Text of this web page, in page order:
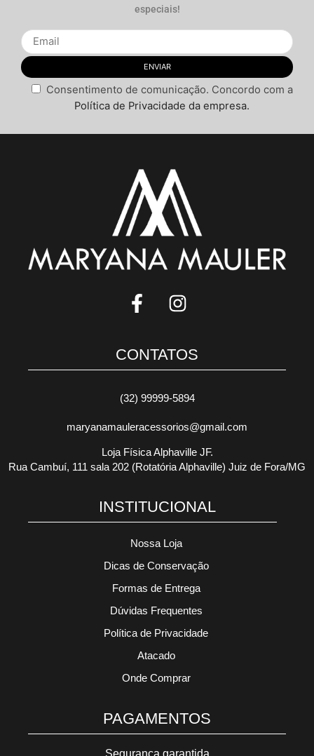
especiais!
Consentimento de comunicação. Concordo com a
Política de Privacidade da empresa.
CONTATOS
(32) 99999-5894
maryanamauleracessorios@gmail.com
Loja Física Alphaville JF.
Rua Cambuí, 111 sala 202 (Rotatória Alphaville) Juiz de Fora/MG
INSTITUCIONAL
Nossa Loja
Dicas de Conservação
Formas de Entrega
Dúvidas Frequentes
Política de Privacidade
Atacado
Onde Comprar
PAGAMENTOS
Segurança garantida